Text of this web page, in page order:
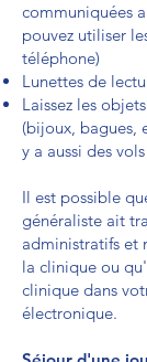
communiquées
pouvez utiliser
téléphone)
Lunettes de
Laissez les
(bijoux, bagues,
y a aussi des
Il est possible
généraliste ait
administratifs et
la clinique ou
clinique dans
électronique.